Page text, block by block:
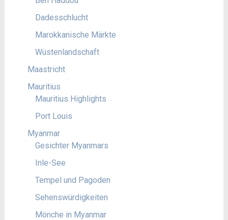
Dadesschlucht
Marokkanische Märkte
Wüstenlandschaft
Maastricht
Mauritius
Mauritius Highlights
Port Louis
Myanmar
Gesichter Myanmars
Inle-See
Tempel und Pagoden
Sehenswürdigkeiten
Mönche in Myanmar